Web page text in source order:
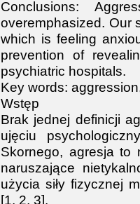
Conclusions:
overemphasized. Our
which is feeling
prevention of
psychiatric hospitals.
Key words:
Wstęp
Brak jednej definicji
ujęciu
Skornego, agresja to
naruszające
użycia siły fizycznej
[1, 2, 3].